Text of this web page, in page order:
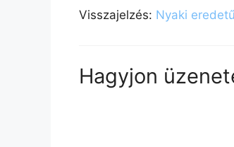
Visszajelzés: Nyaki
Hagyjon